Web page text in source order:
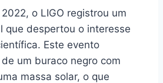
o LIGO registrou um
que despertou o interesse
Este evento
um buraco negro com
massa solar, o que